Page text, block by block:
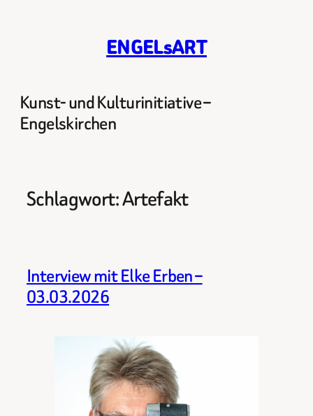
ENGELsART
Kunst- und Kulturinitiative –
Engelskirchen
Schlagwort:Artefakt
Interview mit Elke Erben –
03.03.2026